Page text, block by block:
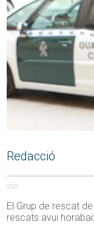
Redacció
250
El Grup de rescat
rescats avui